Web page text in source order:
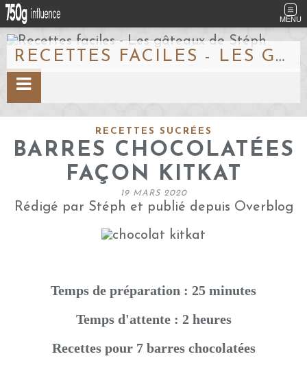
MENU
RECETTES FACILES - LES GÂTEAUX DE STÉPH
RECETTES SUCRÉES
BARRES CHOCOLATÉES
FAÇON KITKAT
19 MARS 2020
Rédigé par Stéph et publié depuis Overblog
Temps de préparation : 25 minutes
Temps d'attente : 2 heures
Recettes pour 7 barres chocolatées